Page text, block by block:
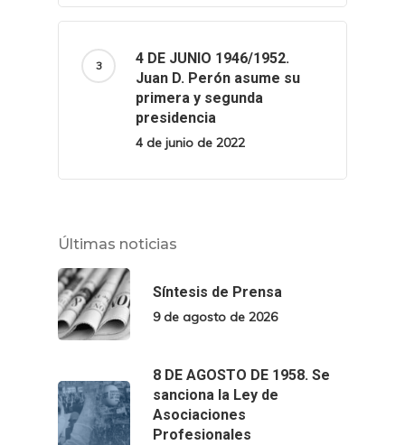
4 DE JUNIO 1946/1952.
Juan D. Perón asume su
primera y segunda
presidencia
4 de junio de 2022
Últimas noticias
Síntesis de Prensa
9 de agosto de 2026
8 DE AGOSTO DE 1958. Se
sanciona la Ley de
Asociaciones
Profesionales